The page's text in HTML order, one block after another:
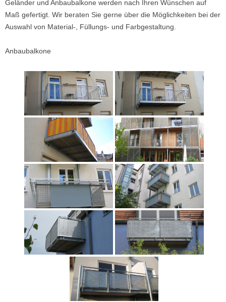
Geländer und Anbaubalkone werden nach Ihren Wünschen auf
Maß gefertigt. Wir beraten Sie gerne über die Möglichkeiten bei der
Auswahl von Material-, Füllungs- und Farbgestaltung.
Anbaubalkone